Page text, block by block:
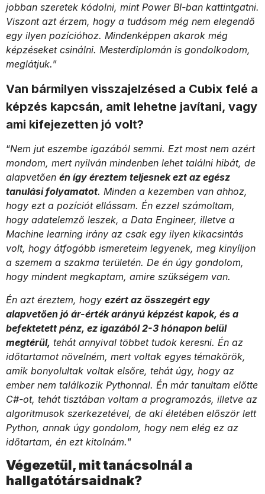
jobban szeretek kódolni, mint Power BI-ban kattintgatni.
Viszont azt érzem, hogy a tudásom még nem elegendő
egy ilyen pozícióhoz. Mindenképpen akarok még
képzéseket csinálni. Mesterdiplomán is gondolkodom,
meglátjuk.”
Van bármilyen visszajelzésed a Cubix felé a
képzés kapcsán, amit lehetne javítani, vagy
ami kifejezetten jó volt?
“Nem jut eszembe igazából semmi. Ezt most nem azért
mondom, mert nyilván mindenben lehet találni hibát, de
alapvetően én így éreztem teljesnek ezt az egész
tanulási folyamatot. Minden a kezemben van ahhoz,
hogy ezt a pozíciót ellássam. Én ezzel számoltam,
hogy adatelemző leszek, a Data Engineer, illetve a
Machine learning irány az csak egy ilyen kikacsintás
volt, hogy átfogóbb ismereteim legyenek, meg kinyíljon
a szemem a szakma területén. De én úgy gondolom,
hogy mindent megkaptam, amire szükségem van.
Én azt éreztem, hogy ezért az összegért egy
alapvetően jó ár-érték arányú képzést kapok, és a
befektetett pénz, ez igazából 2-3 hónapon belül
megtérül, tehát annyival többet tudok keresni. Én az
időtartamot növelném, mert voltak egyes témakörök,
amik bonyolultak voltak elsőre, tehát úgy, hogy az
ember nem találkozik Pythonnal. Én már tanultam előtte
C#-ot, tehát tisztában voltam a programozás, illetve az
algoritmusok szerkezetével, de aki életében először lett
Python, annak úgy gondolom, hogy nem elég ez az
időtartam, én ezt kitolnám.”
Végezetül, mit tanácsolnál a
hallgatótársaidnak?